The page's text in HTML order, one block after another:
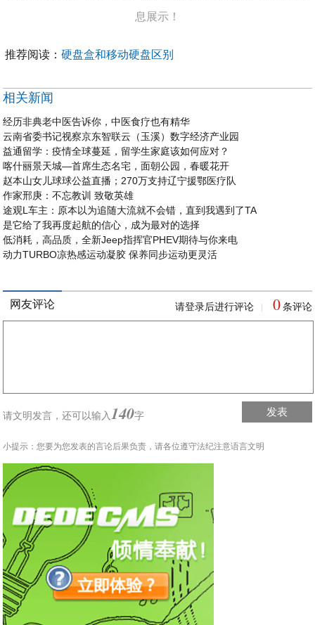
息展示！
推荐阅读：硬盘盒和移动硬盘区别
相关新闻
经历非典老中医告诉你，中医食疗也有精华
云南省委书记视察京东智联云（玉溪）数字经济产业园
益通留学：疫情全球蔓延，留学生家庭该如何应对？
喀什丽景天城—首席生态名宅，面朝公园，春暖花开
赵本山女儿球球公益直播；270万支持辽宁援鄂医疗队
作家邢庚：不忘教训 致敬英雄
途观L车主：原本以为追随大流就不会错，直到我遇到了TA
是它给了我再度起航的信心，成为最对的选择
低消耗，高品质，全新Jeep指挥官PHEV期待与你来电
动力TURBO凉热感运动凝胶 保养同步运动更灵活
网友评论 请登录后进行评论 0 条评论
请文明发言，还可以输入140字 发表
小提示：您要为您发表的言论后果负责，请各位遵守法纪注意语言文明